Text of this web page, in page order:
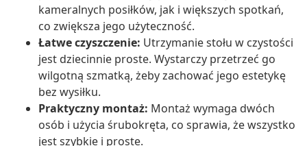
kameralnych posiłków, jak i większych spotkań,
co zwiększa jego użyteczność.
Łatwe czyszczenie: Utrzymanie stołu w czystości
jest dziecinnie proste. Wystarczy przetrzeć go
wilgotną szmatką, żeby zachować jego estetykę
bez wysiłku.
Praktyczny montaż: Montaż wymaga dwóch
osób i użycia śrubokręta, co sprawia, że wszystko
jest szybkie i proste.